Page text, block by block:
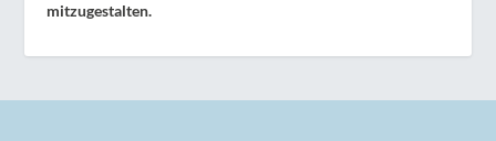
mitzugestalten.